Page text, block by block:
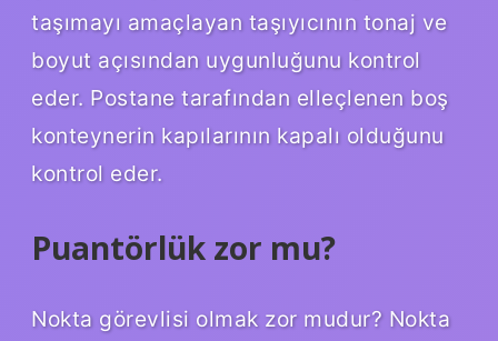
taşımayı amaçlayan taşıyıcının tonaj ve
boyut açısından uygunluğunu kontrol
eder. Postane tarafından elleçlenen boş
konteynerin kapılarının kapalı olduğunu
kontrol eder.
Puantörlük zor mu?
Nokta görevlisi olmak zor mudur? Nokta